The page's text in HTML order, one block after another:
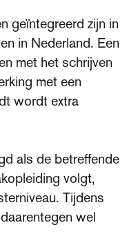
geïntegreerd zijn in
in Nederland. Een
met het schrijven
met een
wordt extra
als de betreffende
volgt,
Tijdens
wel